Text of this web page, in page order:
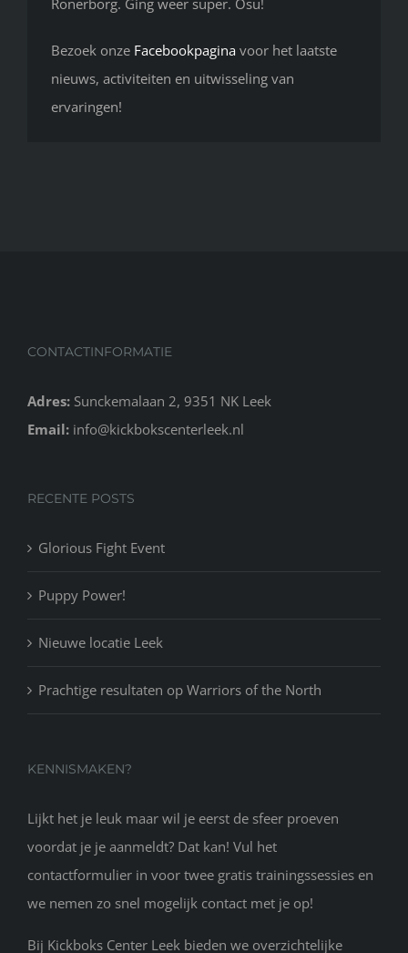
Ronerborg. Ging weer super. Osu!
Bezoek onze Facebookpagina voor het laatste
nieuws, activiteiten en uitwisseling van
ervaringen!
CONTACTINFORMATIE
Adres: Sunckemalaan 2, 9351 NK Leek
Email: info@kickbokscenterleek.nl
RECENTE POSTS
Glorious Fight Event
Puppy Power!
Nieuwe locatie Leek
Prachtige resultaten op Warriors of the North
KENNISMAKEN?
Lijkt het je leuk maar wil je eerst de sfeer proeven
voordat je je aanmeldt? Dat kan! Vul het
contactformulier in voor twee gratis trainingssessies en
we nemen zo snel mogelijk contact met je op!
Bij Kickboks Center Leek bieden we overzichtelijke